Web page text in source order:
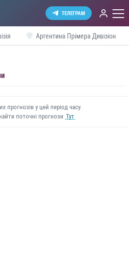
ТЕЛЕГРАМ
Аргентина Прімера Дивізіон
прогнозів у цей період часу.
поточні прогнози Тут